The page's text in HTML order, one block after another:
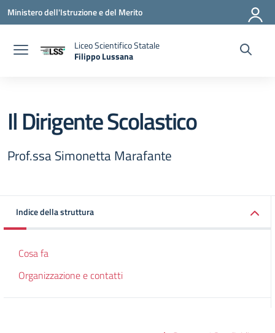
Vai ai contenuti
Vai al menu di navigazione
Vai al footer
Ministero dell'Istruzione e del Merito
Liceo Scientifico Statale
Filippo Lussana
Il Dirigente Scolastico
Prof.ssa Simonetta Marafante
Indice della struttura
Cosa fa
Organizzazione e contatti